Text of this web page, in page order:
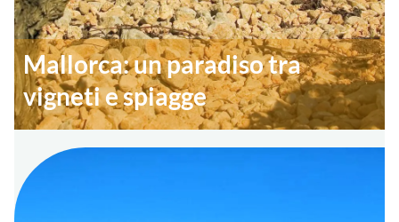
Mallorca: un paradiso tra
vigneti e spiagge